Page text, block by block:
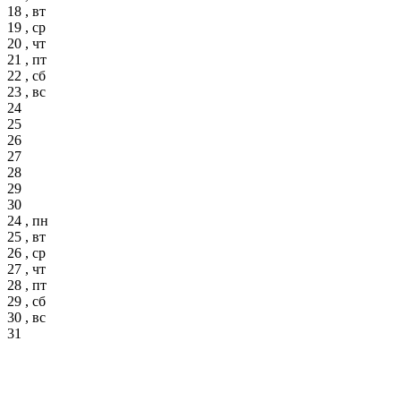
18 , вт
19 , ср
20 , чт
21 , пт
22 , сб
23 , вс
24
25
26
27
28
29
30
24 , пн
25 , вт
26 , ср
27 , чт
28 , пт
29 , сб
30 , вс
31